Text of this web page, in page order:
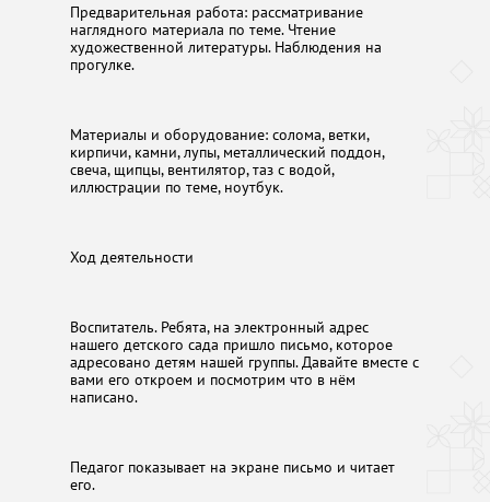
Предварительная работа: рассматривание
наглядного материала по теме. Чтение
художественной литературы. Наблюдения на
прогулке.
Материалы и оборудование: солома, ветки,
кирпичи, камни, лупы, металлический поддон,
свеча, щипцы, вентилятор, таз с водой,
иллюстрации по теме, ноутбук.
Ход деятельности
Воспитатель. Ребята, на электронный адрес
нашего детского сада пришло письмо, которое
адресовано детям нашей группы. Давайте вместе с
вами его откроем и посмотрим что в нём
написано.
Педагог показывает на экране письмо и читает
его.